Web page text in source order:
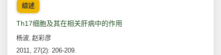
综述
Th17细胞及其在相关肝病中的作用
杨波, 赵彩彦
2011, 27(2): 206-209.